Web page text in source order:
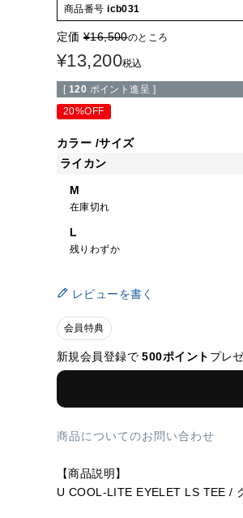
商品番号 icb031
定価 ¥16,500のところ
¥13,200税込
[ 120 ポイント進呈 ]
20%OFF
カラー サイズ
ライカン
M
在庫切れ
L
残りわずか
レビューを書く
会員特典
新規会員登録で500ポイント プレ
商品についてのお問い合わせ
【商品説明】
U COOL-LITE EYELET LS TEE /